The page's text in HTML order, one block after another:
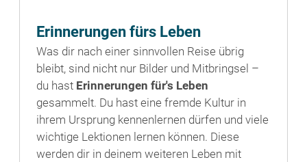
Erinnerungen fürs Leben
Was dir nach einer sinnvollen Reise übrig
bleibt, sind nicht nur Bilder und Mitbringsel –
du hast Erinnerungen für's Leben
gesammelt. Du hast eine fremde Kultur in
ihrem Ursprung kennenlernen dürfen und viele
wichtige Lektionen lernen können. Diese
werden dir in deinem weiteren Leben mit